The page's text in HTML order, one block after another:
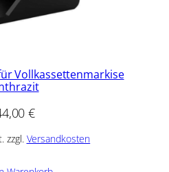
Vollkassettenmarkise
€
zzgl. Versandkosten